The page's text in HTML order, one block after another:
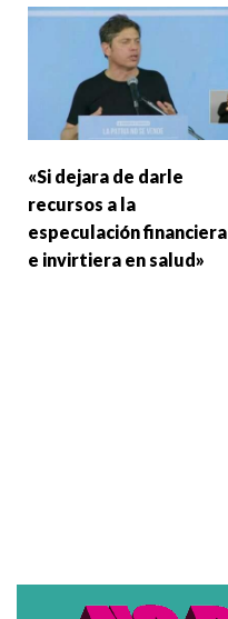
«Si dejara de darle
recursos a la
especulación financiera
e invirtiera en salud»